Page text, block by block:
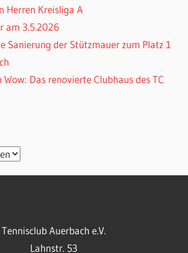
Herren Kreisliga A
am 3.5.2026
Sanierung der Stützmauer zum Platz 1
Das renovierte Clubhaus des TC
Tennisclub Auerbach e.V.
Lahnstr. 53